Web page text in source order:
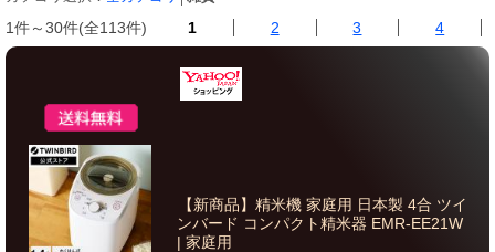
1件～30件(全113件) 1 2 3 4
【新商品】精米機 家庭用 日本製 4合 ツイ
ンバード コンパクト精米器 EMR-EE21W
| 家庭用